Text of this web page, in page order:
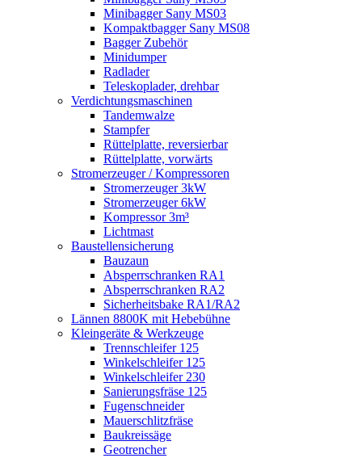
Minibagger Sany MS03
Kompaktbagger Sany MS08
Bagger Zubehör
Minidumper
Radlader
Teleskoplader, drehbar
Verdichtungsmaschinen
Tandemwalze
Stampfer
Rüttelplatte, reversierbar
Rüttelplatte, vorwärts
Stromerzeuger / Kompressoren
Stromerzeuger 3kW
Stromerzeuger 6kW
Kompressor 3m³
Lichtmast
Baustellensicherung
Bauzaun
Absperrschranken RA1
Absperrschranken RA2
Sicherheitsbake RA1/RA2
Lännen 8800K mit Hebebühne
Kleingeräte & Werkzeuge
Trennschleifer 125
Winkelschleifer 125
Winkelschleifer 230
Sanierungsfräse 125
Fugenschneider
Mauerschlitzfräse
Baukreissäge
Geotrencher